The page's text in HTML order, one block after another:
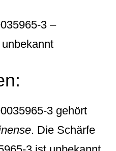
3 –
unbekannt
3 gehört
. Die Schärfe